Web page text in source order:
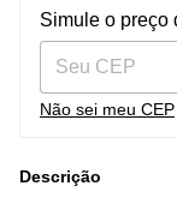
Entregas para o
Simule o preço
Não sei meu CEP
Descrição